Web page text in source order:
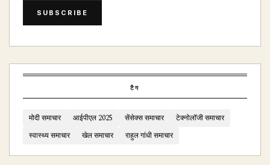
SUBSCRIBE
टैग
मोदी समाचार आईपीएल 2025 सेंसेक्स समाचार
टेक्नोलॉजी समाचार
स्वास्थ्य समाचार
खेल समाचार राहुल गांधी समाचार